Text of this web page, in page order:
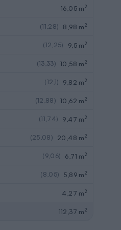
16,05 m2
(11,28) 8,98 m2
(12,25) 9,5 m2
(13,33) 10,58 m2
(12,1) 9,82 m2
(12,88) 10,62 m2
(11,74) 9,47 m2
(25,08) 20,48 m2
(9,06) 6,71 m2
(8,05) 5,89 m2
4,27 m2
112,37 m2